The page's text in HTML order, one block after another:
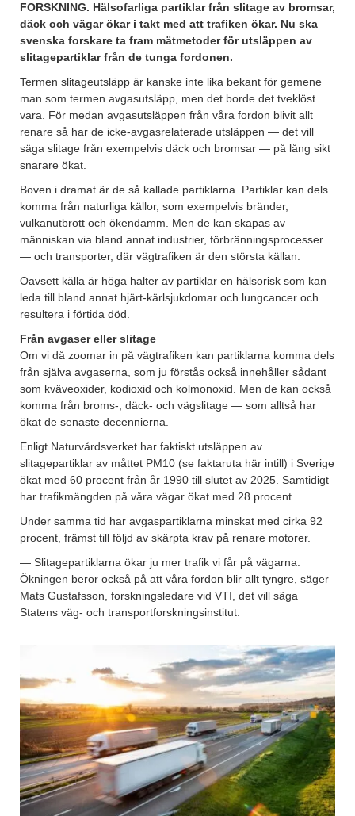
FORSKNING. Hälsofarliga partiklar från slitage av bromsar,
däck och vägar ökar i takt med att trafiken ökar. Nu ska
svenska forskare ta fram mätmetoder för utsläppen av
slitagepartiklar från de tunga fordonen.
Termen slitageutsläpp är kanske inte lika bekant för gemene
man som termen avgasutsläpp, men det borde det tveklöst
vara. För medan avgasutsläppen från våra fordon blivit allt
renare så har de icke-avgasrelaterade utsläppen — det vill
säga slitage från exempelvis däck och bromsar — på lång sikt
snarare ökat.
Boven i dramat är de så kallade partiklarna. Partiklar kan dels
komma från naturliga källor, som exempelvis bränder,
vulkanutbrott och ökendamm. Men de kan skapas av
människan via bland annat industrier, förbränningsprocesser
— och transporter, där vägtrafiken är den största källan.
Oavsett källa är höga halter av partiklar en hälsorisk som kan
leda till bland annat hjärt-kärlsjukdomar och lungcancer och
resultera i förtida död.
Från avgaser eller slitage
Om vi då zoomar in på vägtrafiken kan partiklarna komma dels
från själva avgaserna, som ju förstås också innehåller sådant
som kväveoxider, kodioxid och kolmonoxid. Men de kan också
komma från broms-, däck- och vägslitage — som alltså har
ökat de senaste decennierna.
Enligt Naturvårdsverket har faktiskt utsläppen av
slitagepartiklar av måttet PM10 (se faktaruta här intill) i Sverige
ökat med 60 procent från år 1990 till slutet av 2025. Samtidigt
har trafikmängden på våra vägar ökat med 28 procent.
Under samma tid har avgaspartiklarna minskat med cirka 92
procent, främst till följd av skärpta krav på renare motorer.
— Slitagepartiklarna ökar ju mer trafik vi får på vägarna.
Ökningen beror också på att våra fordon blir allt tyngre, säger
Mats Gustafsson, forskningsledare vid VTI, det vill säga
Statens väg- och transportforskningsinstitut.